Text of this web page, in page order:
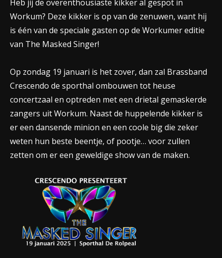
Heb jij de overenthousiaste kikker al gespot in
Workum? Deze kikker is op van de zenuwen, want hij
is één van de speciale gasten op de Workumer editie
van The Masked Singer!
Op zondag 19 januari is het zover, dan zal Brassband
Crescendo de sporthal ombouwen tot heuse
concertzaal en optreden met een drietal gemaskerde
zangers uit Workum. Naast de huppelende kikker is
er een dansende minion en een coole big die zeker
weten hun beste beentje, of pootje… voor zullen
zetten om er een geweldige show van de maken.